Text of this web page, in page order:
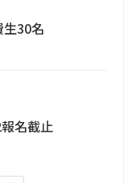
生30名
名截止